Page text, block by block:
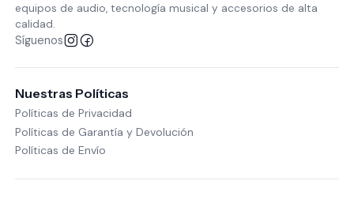
equipos de audio, tecnología musical y accesorios de alta
calidad.
Síguenos
Nuestras Políticas
Políticas de Privacidad
Políticas de Garantía y Devolución
Políticas de Envío